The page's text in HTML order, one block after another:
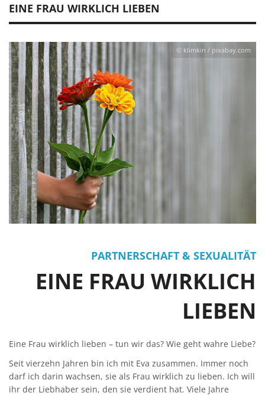
EINE FRAU WIRKLICH LIEBEN
© klimkin / pixabay.com
PARTNERSCHAFT & SEXUALITÄT
EINE FRAU WIRKLICH
LIEBEN
Eine Frau wirklich lieben – tun wir das? Wie geht wahre Liebe?
Seit vierzehn Jahren bin ich mit Eva zusammen. Immer noch
darf ich darin wachsen, sie als Frau wirklich zu lieben. Ich will
ihr der Liebhaber sein, den sie verdient hat. Viele Jahre